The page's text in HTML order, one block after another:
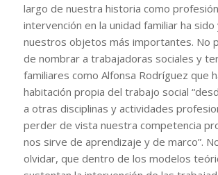
largo de nuestra historia como
intervención en la unidad familiar ha
nuestros objetos más importantes. No
de nombrar a trabajadoras sociales y
familiares como Alfonsa Rodríguez que
habitación propia del trabajo social
a otras disciplinas y actividades
perder de vista nuestra competencia
nos sirve de aprendizaje y de marco”.
olvidar, que dentro de los modelos